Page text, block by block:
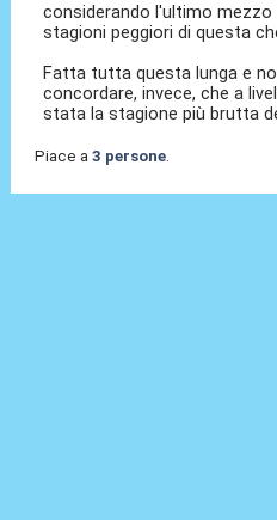
considerando l'ultimo
stagioni peggiori di questa
Fatta tutta questa lunga e
concordare, invece, che a
stata la stagione più brutta
Piace a 3 persone.